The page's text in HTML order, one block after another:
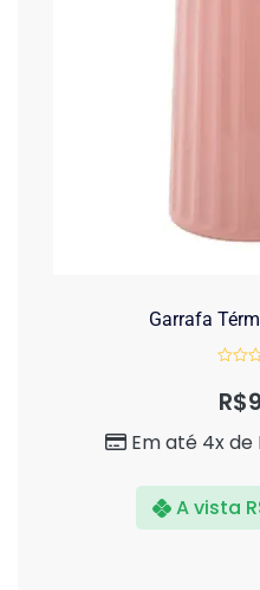
Garrafa
de
R$
Em até 4x de
A vista